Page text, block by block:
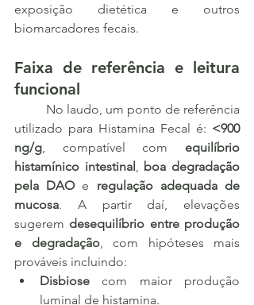
exposição dietética e outros
biomarcadores fecais.
Faixa de referência e leitura
funcional
utilizado para Histamina Fecal é: <900
ng/g , compatível com equilíbrio
histamínico intestinal
boa degradação
pela DAO e regulação adequada de
mucosa. A partir daí, elevações
sugerem desequilíbrio entre produção
e degradação, com hipóteses mais
prováveis incluindo:
Disbiose com maior produção
luminal de histamina.